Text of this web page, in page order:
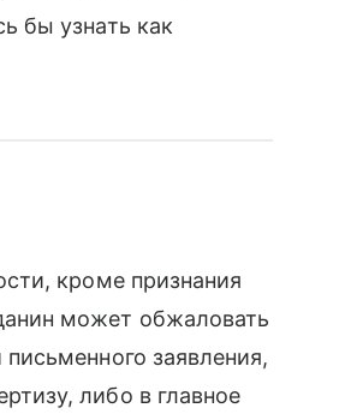
бы узнать как
кроме признания
может обжаловать
заявления,
либо в главное